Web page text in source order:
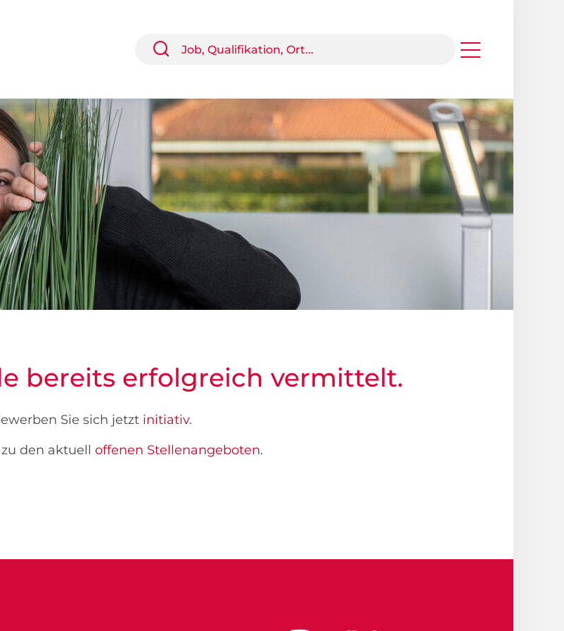
bereits erfolgreich vermittelt.
Sie sich jetzt initiativ.
den aktuell offenen Stellenangeboten.